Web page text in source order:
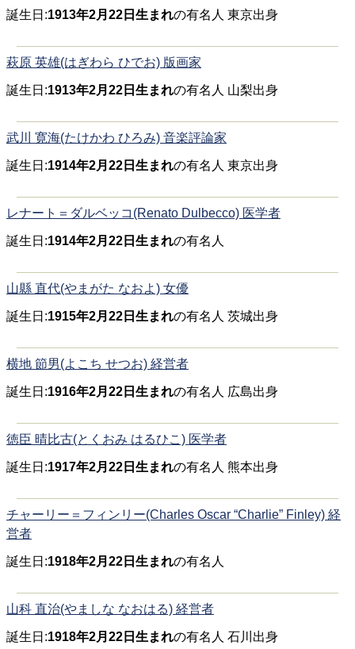
誕生日:1913年2月22日生まれの有名人 東京出身
萩原 英雄(はぎわら ひでお) 版画家
誕生日:1913年2月22日生まれの有名人 山梨出身
武川 寛海(たけかわ ひろみ) 音楽評論家
誕生日:1914年2月22日生まれの有名人 東京出身
レナート＝ダルベッコ(Renato Dulbecco) 医学者
誕生日:1914年2月22日生まれの有名人
山縣 直代(やまがた なおよ) 女優
誕生日:1915年2月22日生まれの有名人 茨城出身
横地 節男(よこち せつお) 経営者
誕生日:1916年2月22日生まれの有名人 広島出身
徳臣 晴比古(とくおみ はるひこ) 医学者
誕生日:1917年2月22日生まれの有名人 熊本出身
チャーリー＝フィンリー(Charles Oscar “Charlie” Finley) 経
営者
誕生日:1918年2月22日生まれの有名人
山科 直治(やましな なおはる) 経営者
誕生日:1918年2月22日生まれの有名人 石川出身